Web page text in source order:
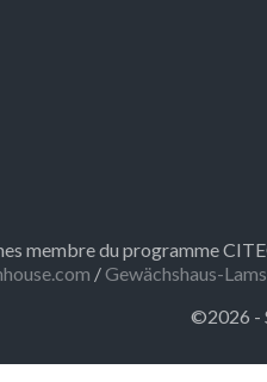
membre du programme
/Gewächshaus-
©2026 -